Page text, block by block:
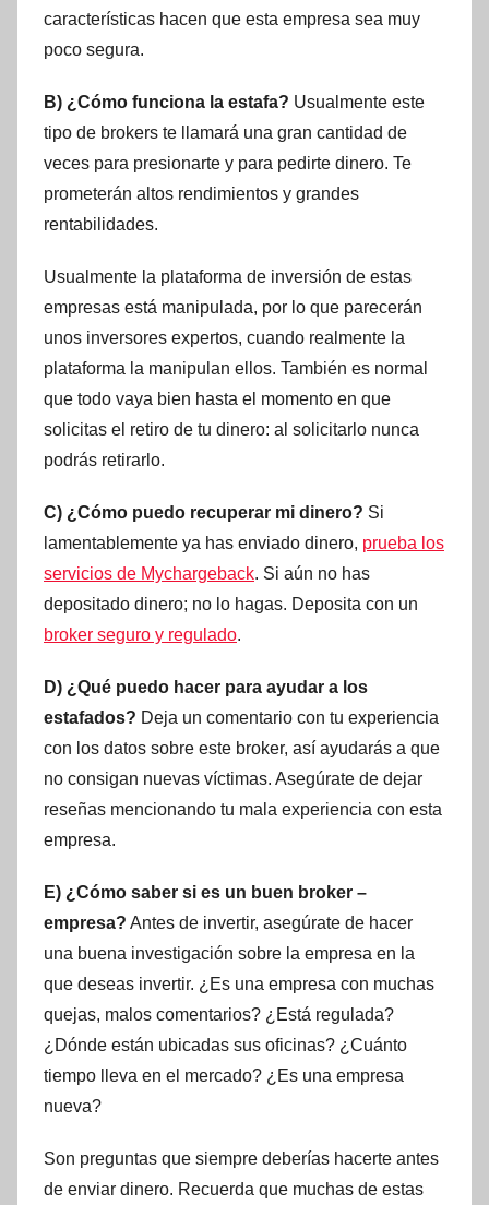
características hacen que esta empresa sea muy
poco segura.
B) ¿Cómo funciona la estafa? Usualmente este
tipo de brokers te llamará una gran cantidad de
veces para presionarte y para pedirte dinero. Te
prometerán altos rendimientos y grandes
rentabilidades.
Usualmente la plataforma de inversión de estas
empresas está manipulada, por lo que parecerán
unos inversores expertos, cuando realmente la
plataforma la manipulan ellos. También es normal
que todo vaya bien hasta el momento en que
solicitas el retiro de tu dinero: al solicitarlo nunca
podrás retirarlo.
C) ¿Cómo puedo recuperar mi dinero? Si
lamentablemente ya has enviado dinero, prueba los
servicios de Mychargeback. Si aún no has
depositado dinero; no lo hagas. Deposita con un
broker seguro y regulado.
D) ¿Qué puedo hacer para ayudar a los
estafados? Deja un comentario con tu experiencia
con los datos sobre este broker, así ayudarás a que
no consigan nuevas víctimas. Asegúrate de dejar
reseñas mencionando tu mala experiencia con esta
empresa.
E) ¿Cómo saber si es un buen broker –
empresa? Antes de invertir, asegúrate de hacer
una buena investigación sobre la empresa en la
que deseas invertir. ¿Es una empresa con muchas
quejas, malos comentarios? ¿Está regulada?
¿Dónde están ubicadas sus oficinas? ¿Cuánto
tiempo lleva en el mercado? ¿Es una empresa
nueva?
Son preguntas que siempre deberías hacerte antes
de enviar dinero. Recuerda que muchas de estas